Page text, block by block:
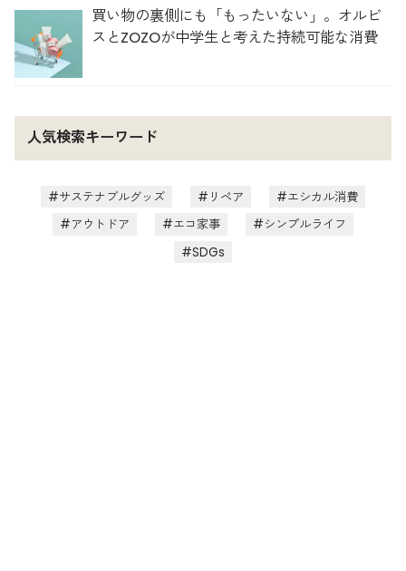
買い物の裏側にも「もったいない」。オルビ
スとZOZOが中学生と考えた持続可能な消費
人気検索キーワード
サステナブルグッズ リペア
エシカル消費
アウトドア
エコ家事
シンプルライフ
SDGs